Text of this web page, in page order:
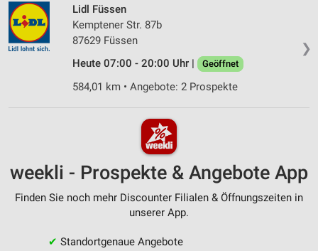
❯
Lidl Füssen
Kemptener Str. 87b
87629 Füssen
Heute 07:00 - 20:00 Uhr |
Geöffnet
584,01 km • Angebote: 2 Prospekte
weekli - Prospekte & Angebote App
Finden Sie noch mehr Discounter Filialen & Öffnungszeiten in
unserer App.
✔ Standortgenaue Angebote